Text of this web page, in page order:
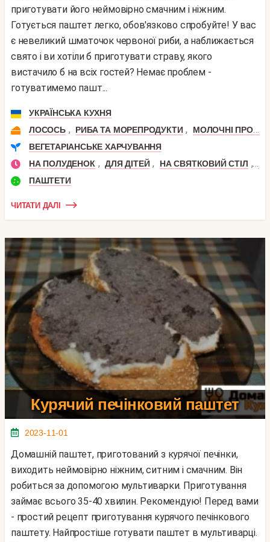
приготувати його неймовірно смачним і ніжним.
Готується паштет легко, обов'язково спробуйте! У вас
є невеликий шматочок червоної риби, а наближається
свято і ви хотіли б приготувати страву, якого
вистачило б на всіх гостей? Немає проблем -
готуватимемо пашт...
УКРАЇНСЬКА КУХНЯ
ЛОСОСЬ , РИБА ТА МОРЕПРОДУКТИ ,
МОЛОЧНІ ПРОДУКТИ
ВЕГЕТАРІАНСЬКЕ ХАРЧУВАННЯ
НА ПОЛУДЕНОК , ДЛЯ ДІТЕЙ , НА СВЯТКОВИЙ СТІЛ ,
ПАШТЕТИ
ЧИТАТИ ДАЛІ
Курячий печінковий паштет
2023-11-01
Домашній паштет, приготований з курячої печінки,
виходить неймовірно ніжним, ситним і смачним. Він
робиться за допомогою мультиварки. Приготування
займає всього 35-40 хвилин. Рекомендую! Перед вами
- простий рецепт приготування курячого печінкового
паштету. Найпростіше готувати паштет в мультиварці.